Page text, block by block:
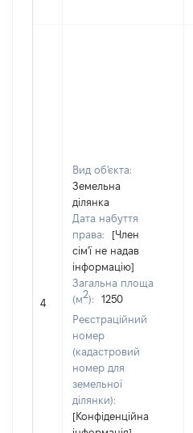
4
Вид об'єкта:
Земельна
ділянка
Дата набуття
права:
[Член
сім'ї не надав
інформацію]
Загальна площа
(м2):
1250
Реєстраційний
номер
(кадастровий
номер для
земельної
ділянки):
[Конфіденційна